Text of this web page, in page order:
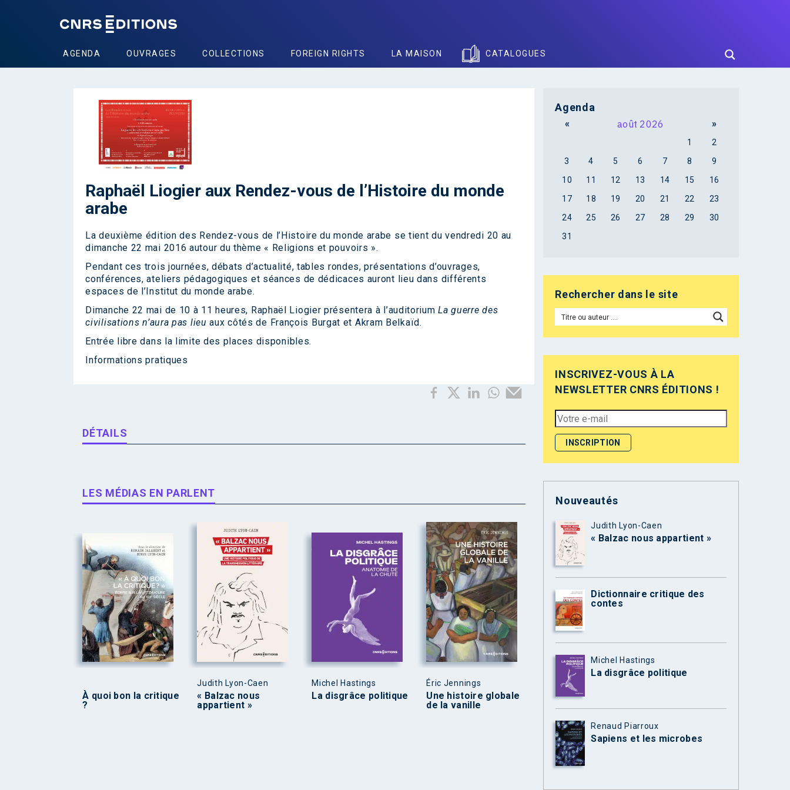
AGENDA OUVRAGES COLLECTIONS FOREIGN RIGHTS LA MAISON CATALOGUES
Raphaël Liogier aux Rendez-vous de l’Histoire du monde
arabe
La deuxième édition des Rendez-vous de l’Histoire du monde arabe se tient du vendredi 20 au
dimanche 22 mai 2016 autour du thème « Religions et pouvoirs ».
Pendant ces trois journées, débats d’actualité, tables rondes, présentations d’ouvrages,
conférences, ateliers pédagogiques et séances de dédicaces auront lieu dans différents
espaces de l’Institut du monde arabe.
Dimanche 22 mai de 10 à 11 heures, Raphaël Liogier présentera à l’auditoriumLa guerre des
civilisations n’aura pas lieu aux côtés de François Burgat et Akram Belkaïd.
Entrée libre dans la limite des places disponibles.
Informations pratiques
DÉTAILS
LES MÉDIAS EN PARLENT
À quoi bon la critique
?
Judith Lyon-Caen
« Balzac nous
appartient »
Michel Hastings
La disgrâce politique
Éric Jennings
Une histoire globale
de la vanille
Agenda
« août 2026 »
1
2
3
4 5 6 7 8
9
10
11 12 13 14 15
16
17
18 19 20 21 22
23
24
25 26 27 28 29
30
31
Rechercher dans le site
INSCRIVEZ-VOUS À LA
NEWSLETTER CNRS ÉDITIONS !
Nouveautés
Judith Lyon-Caen
« Balzac nous appartient »
Dictionnaire critique des
contes
Michel Hastings
La disgrâce politique
Renaud Piarroux
Sapiens et les microbes